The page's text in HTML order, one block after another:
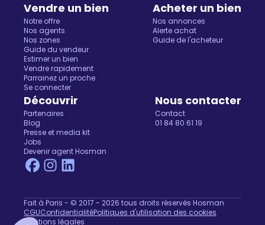
Vendre un bien
Notre offre
Nos agents
Nos zones
Guide du vendeur
Estimer un bien
Vendre rapidement
Parrainez un proche
Se connecter
Acheter un bien
Nos annonces
Alerte achat
Guide de l'acheteur
Découvrir
Partenaires
Blog
Presse et media kit
Jobs
Devenir agent Hosman
Nous contacter
Contact
01 84 80 61 19
Fait à Paris - © 2017 - 2026 tous droits réservés Hosman
CGUConfidentialitéPolitiques d'utilisation des cookies
Mentions légales